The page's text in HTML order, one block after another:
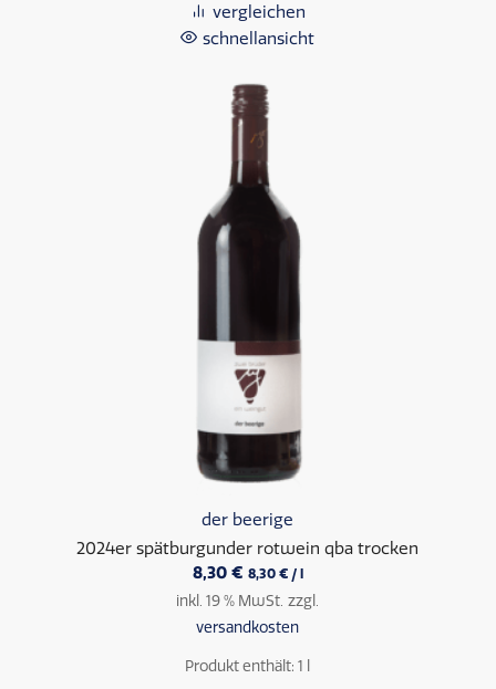
vergleichen
schnellansicht
der beerige
2024er spätburgunder rotwein qba trocken
8,30 € 8,30 €/ l
inkl. 19 % MwSt. zzgl.
versandkosten
Produkt enthält: 1